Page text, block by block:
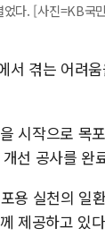
었다. [사진
겪는 어려
시작으로 목
선 공사를 완
용 실천의 일
제공하고 있